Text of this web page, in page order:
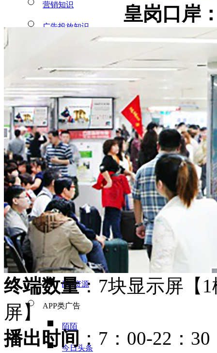
营销知识
广告投放知识
广告营销
门户广告
新媒体营销
新媒体与线下广告
自媒体KOL营销
视频类广告
腾讯视频资源
优酷土豆资源
爱奇艺资源
芒果TV资源
酷6资源
APP类广告
陌陌
今日头条
皇岗口岸
终端数量：7块显示屏【
屏】
播出时间 ：7：00-22：